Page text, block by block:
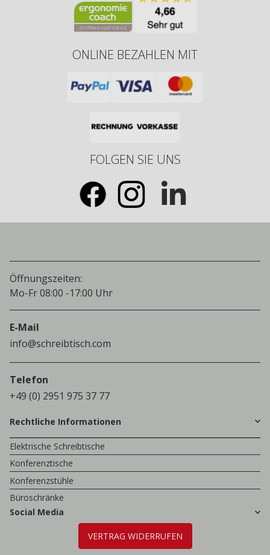
ONLINE BEZAHLEN MIT
FOLGEN SIE UNS
Öffnungszeiten:
Mo-Fr 08:00 -17:00 Uhr
E-Mail
info@schreibtisch.com
Telefon
+49 (0) 2951 975 37 77
Rechtliche Informationen
Elektrische Schreibtische
Konferenztische
Konferenzstühle
Büroschränke
Social Media
VERTRAG WIDERRUFEN